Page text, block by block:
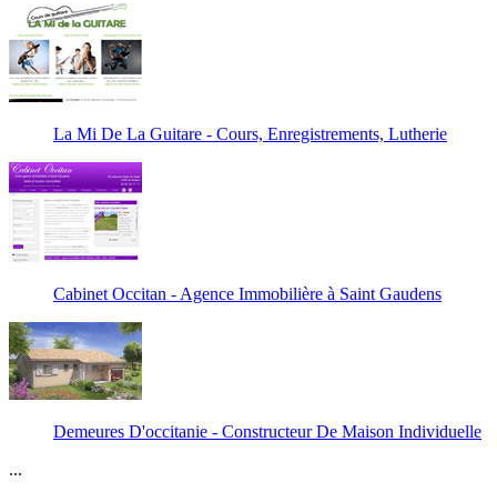
La Mi De La Guitare - Cours, Enregistrements, Lutherie
Cabinet Occitan - Agence Immobilière à Saint Gaudens
Demeures D'occitanie - Constructeur De Maison Individuelle
...